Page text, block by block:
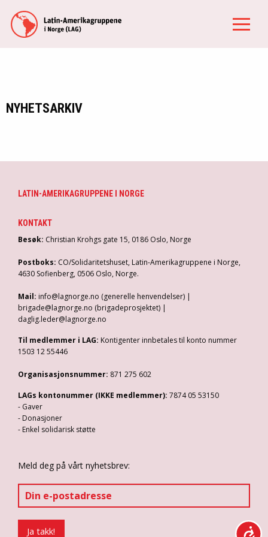
NYHETSARKIV
LATIN-AMERIKAGRUPPENE I NORGE
KONTAKT
Besøk: Christian Krohgs gate 15, 0186 Oslo, Norge
Postboks: CO/Solidaritetshuset, Latin-Amerikagruppene i Norge,
4630 Sofienberg, 0506 Oslo, Norge.
Mail: info@lagnorge.no (generelle henvendelser) |
brigade@lagnorge.no (brigadeprosjektet) |
daglig.leder@lagnorge.no
Til medlemmer i LAG: Kontigenter innbetales til konto nummer
1503 12 55446
Organisasjonsnummer: 871 275 602
LAGs kontonummer (IKKE medlemmer): 7874 05 53150
- Gaver
- Donasjoner
- Enkel solidarisk støtte
Meld deg på vårt nyhetsbrev: